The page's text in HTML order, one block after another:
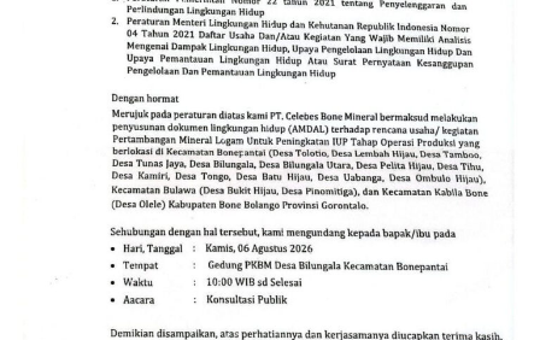
Fenomena ini menyisakan persoalan serius bagi aparat
penegak hukum (APH). Publik mempertanyakan alasan
di balik melenggangnya aktivitas PETI di Jahiya–Hulawa.
Muncul dugaan apakah lokasi tersebut memang belum
terjangkau operasi, atau terdapat faktor lain yang
membuat kegiatan ilegal itu seolah kebal hukum.
Kondisi ini menjadi tantangan besar bagi kepolisian
untuk membongkar aktor intelektual maupun pihak-
pihak di balik layar, termasuk menelisik potensi adanya
oknum yang memberikan perlindungan (
praktik penambangan liar tersebut.